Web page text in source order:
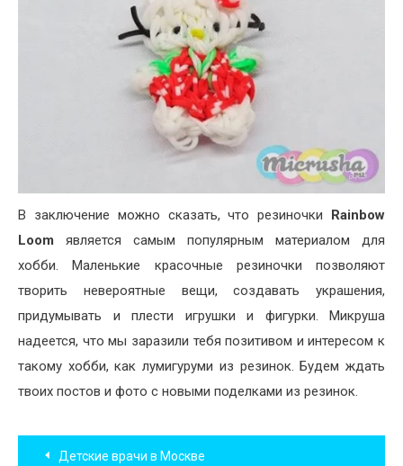
В заключение можно сказать, что резиночки Rainbow
Loom является самым популярным материалом для
хобби. Маленькие красочные резиночки позволяют
творить невероятные вещи, создавать украшения,
придумывать и плести игрушки и фигурки. Микруша
надеется, что мы заразили тебя позитивом и интересом к
такому хобби, как лумигуруми из резинок. Будем ждать
твоих постов и фото с новыми поделками из резинок.
Навигация
Детские врачи в Москве